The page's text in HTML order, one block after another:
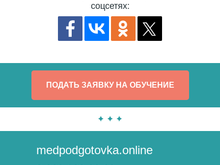
соцсетях:
ПОДАТЬ ЗАЯВКУ НА ОБУЧЕНИЕ
medpodgotovka.online